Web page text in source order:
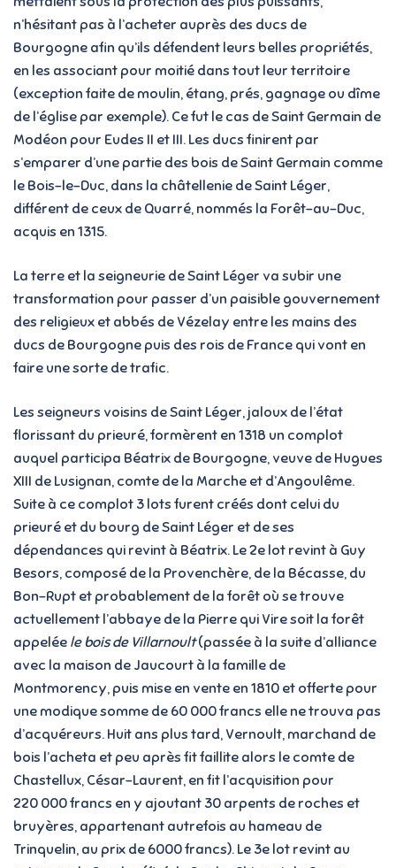
n’hésitant pas à l’acheter auprès des ducs de
Bourgogne afin qu’ils défendent leurs belles propriétés,
en les associant pour moitié dans tout leur territoire
(exception faite de moulin, étang, prés, gagnage ou dîme
de l’église par exemple). Ce fut le cas de Saint Germain de
Modéon pour Eudes II et III. Les ducs finirent par
s’emparer d’une partie des bois de Saint Germain comme
le Bois-le-Duc, dans la châtellenie de Saint Léger,
différent de ceux de Quarré, nommés la Forêt-au-Duc,
acquis en 1315.
La terre et la seigneurie de Saint Léger va subir une
transformation pour passer d’un paisible gouvernement
des religieux et abbés de Vézelay entre les mains des
ducs de Bourgogne puis des rois de France qui vont en
faire une sorte de trafic.
Les seigneurs voisins de Saint Léger, jaloux de l’état
florissant du prieuré, formèrent en 1318 un complot
auquel participa Béatrix de Bourgogne, veuve de Hugues
XIII de Lusignan, comte de la Marche et d’Angoulême.
Suite à ce complot 3 lots furent créés dont celui du
prieuré et du bourg de Saint Léger et de ses
dépendances qui revint à Béatrix. Le 2e lot revint à Guy
Besors, composé de la Provenchère, de la Bécasse, du
Bon-Rupt et probablement de la forêt où se trouve
actuellement l’abbaye de la Pierre qui Vire soit la forêt
appelée le bois de Villarnoult(passée à la suite d’alliance
avec la maison de Jaucourt à la famille de
Montmorency, puis mise en vente en 1810 et offerte pour
une modique somme de 60 000 francs elle ne trouva pas
d’acquéreurs. Huit ans plus tard, Vernoult, marchand de
bois l’acheta et peu après fit faillite alors le comte de
Chastellux, César-Laurent, en fit l’acquisition pour
220 000 francs en y ajoutant 30 arpents de roches et
bruyères, appartenant autrefois au hameau de
Trinquelin, au prix de 6000 francs). Le 3e lot revint au